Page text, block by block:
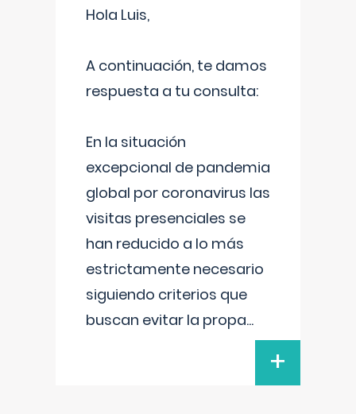
Hola Luis,
A continuación, te damos
respuesta a tu consulta:
En la situación
excepcional de pandemia
global por coronavirus las
visitas presenciales se
han reducido a lo más
estrictamente necesario
siguiendo criterios que
buscan evitar la propa...
+